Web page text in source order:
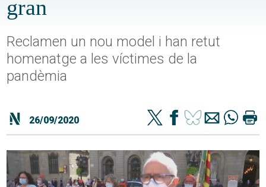
gran
Reclamen un nou model i han retut
homenatge a les víctimes de la
pandèmia
26/09/2020